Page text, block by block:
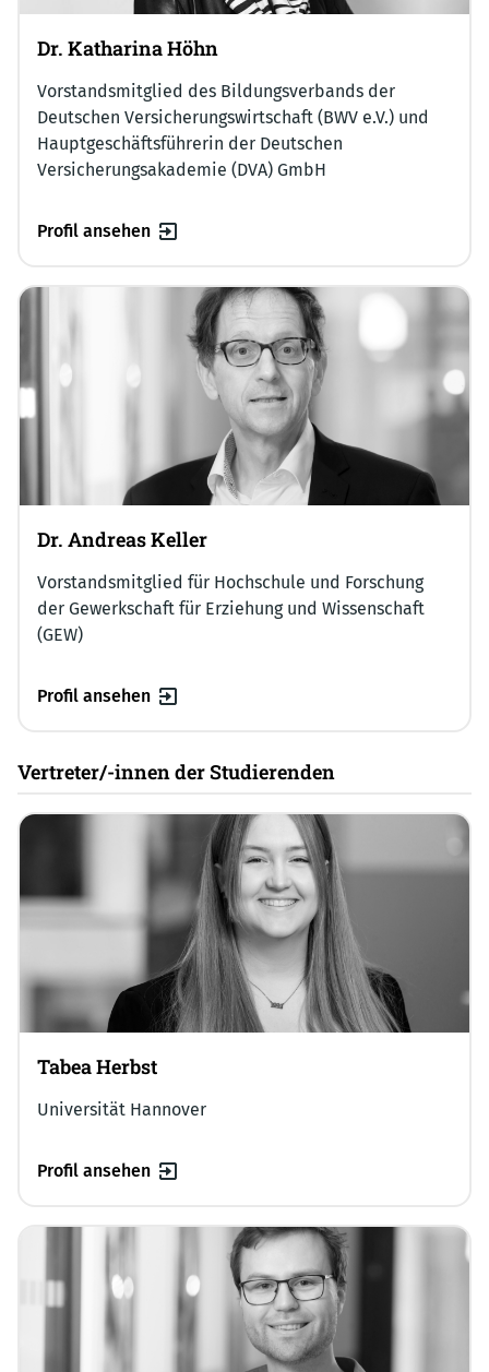
Dr. Katharina Höhn
Vorstandsmitglied des Bildungsverbands der
Deutschen Versicherungswirtschaft (BWV e.V.) und
Hauptgeschäftsführerin der Deutschen
Versicherungsakademie (DVA) GmbH
Profil ansehen
Dr. Andreas Keller
Vorstandsmitglied für Hochschule und Forschung
der Gewerkschaft für Erziehung und Wissenschaft
(GEW)
Profil ansehen
Vertreter/-innen der Studierenden
Tabea Herbst
Universität Hannover
Profil ansehen